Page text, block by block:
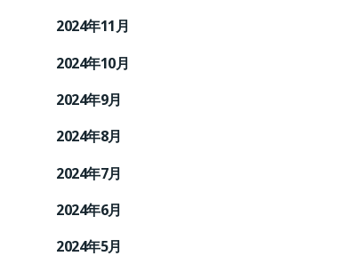
2024年11月
2024年10月
2024年9月
2024年8月
2024年7月
2024年6月
2024年5月